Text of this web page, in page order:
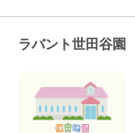
ラバント世田谷園